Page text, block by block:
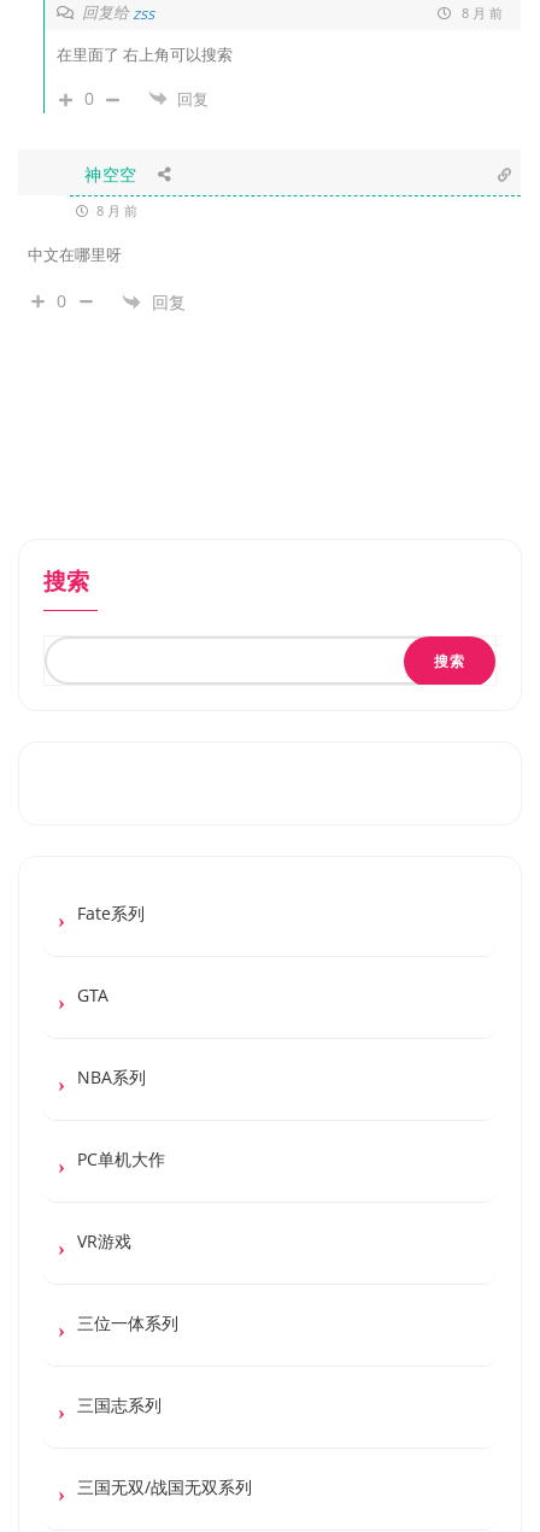
回复给zss 8 月 前
在里面了 右上角可以搜索
0 回复
神空空
8 月 前
中文在哪里呀
0 回复
搜索
搜索
Fate系列
GTA
NBA系列
PC单机大作
VR游戏
三位一体系列
三国志系列
三国无双/战国无双系列